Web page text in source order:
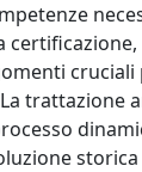
cruciali
trattazione
storica